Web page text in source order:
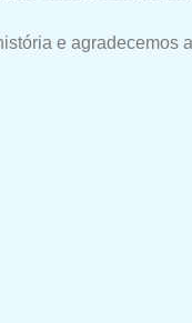
e agradecemos